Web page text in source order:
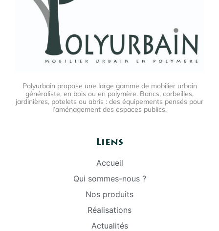
Polyurbain propose une large gamme de mobilier urbain
généraliste, en bois ou en polymère. Bancs, corbeilles,
jardinières, potelets ou abris : des équipements pensés pour
l’aménagement des espaces publics.
Liens
Accueil
Qui sommes-nous ?
Nos produits
Réalisations
Actualités